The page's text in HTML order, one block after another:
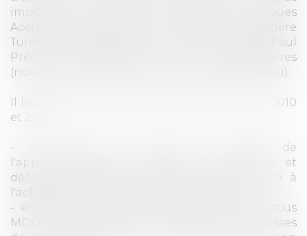
importants du secteur: Campofrio (marques
Aoste et Jean Caby), Fleury Michon, Financière
Turenne Lafayette (qui détenait les marques Paul
Prédault, Madrange…) et Les Mousquetaires
(notamment la marque propre Monique Ranou).
Il leur est reproché de s'être entendus entre 2010
et 2013
- en amont du secteur, au stade de
l'approvisionnement auprès des abatteurs et
découpeurs, d’une part, pour limiter les prix à
l'achat des matières premières (grief n°1), et
- en aval du secteur au stade de la vente sous
MDD, d’autre part, pour coordonner des hausses